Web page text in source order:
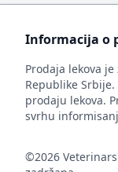
Informacija o
Prodaja lekova
Republike
prodaju lekova.
svrhu
©2026